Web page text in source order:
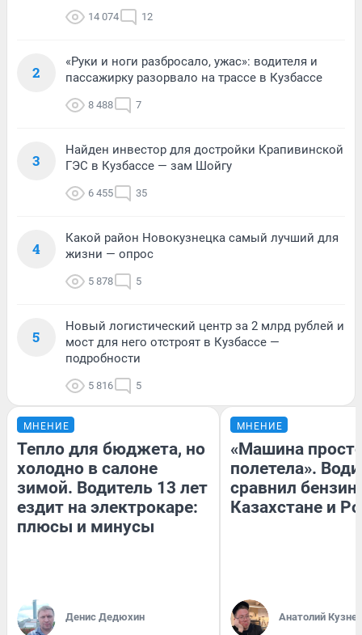
14 074 12
2
«Руки и ноги разбросало, ужас»: водителя и
пассажирку разорвало на трассе в Кузбассе
8 488 7
3
Найден инвестор для достройки Крапивинской
ГЭС в Кузбассе — зам Шойгу
6 455 35
4
Какой район Новокузнецка самый лучший для
жизни — опрос
5 878 5
5
Новый логистический центр за 2 млрд рублей и
мост для него отстроят в Кузбассе —
подробности
5 816 5
МНЕНИЕ
Тепло для бюджета, но
холодно в салоне
зимой. Водитель 13 лет
ездит на электрокаре:
плюсы и минусы
Денис Дедюхин
МНЕНИЕ
«Машина
полетела».
сравнил бензин
Казахстане и
Анатолий